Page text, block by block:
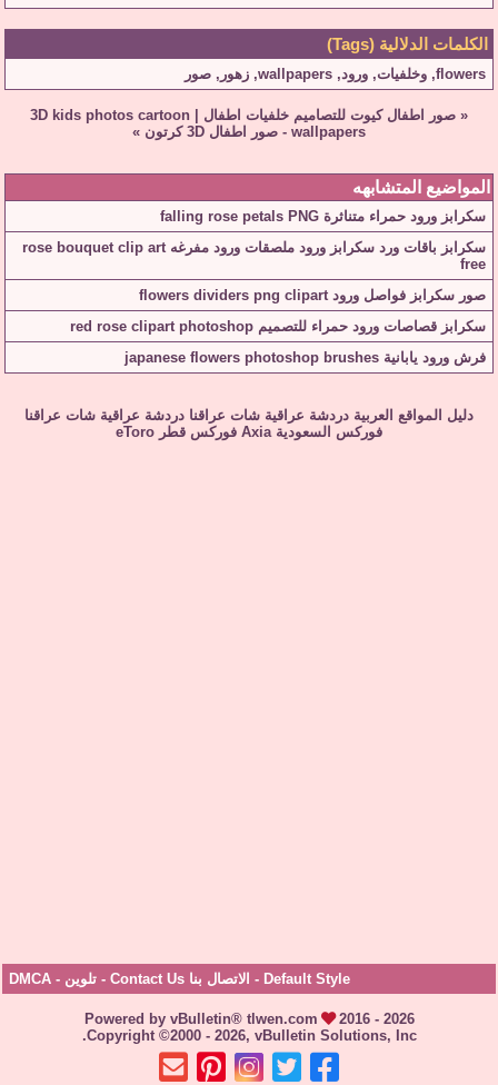
الكلمات الدلالية (Tags)
flowers
, وخلفيات, ورود,
wallpapers
, زهور , صور
« صور اطفال كيوت للتصاميم خلفيات اطفال
3D kids photos cartoon
wallpapers - صور اطفال 3D كرتون
»
المواضيع المتشابهه
سكرابز ورود حمراء متناثرة falling rose petals PNG
سكرابز باقات ورد سكرابز ورود ملصقات ورود مفرغه rose bouquet clip art
free
صور سكرابز فواصل ورود flowers dividers png clipart
سكرابز قصاصات ورود حمراء للتصميم red rose clipart photoshop
فرش ورود يابانية japanese flowers photoshop brushes
دليل المواقع العربية دردشة عراقية شات عراقنا دردشة عراقية شات عراقنا
فوركس السعودية Axia فوركس قطر eToro
Default Style
- الاتصال بنا Contact Us - تلوين -
DMCA
Powered by vBulletin® tlwen.com
2016 - 2026
Copyright ©2000 - 2026, vBulletin Solutions, Inc.